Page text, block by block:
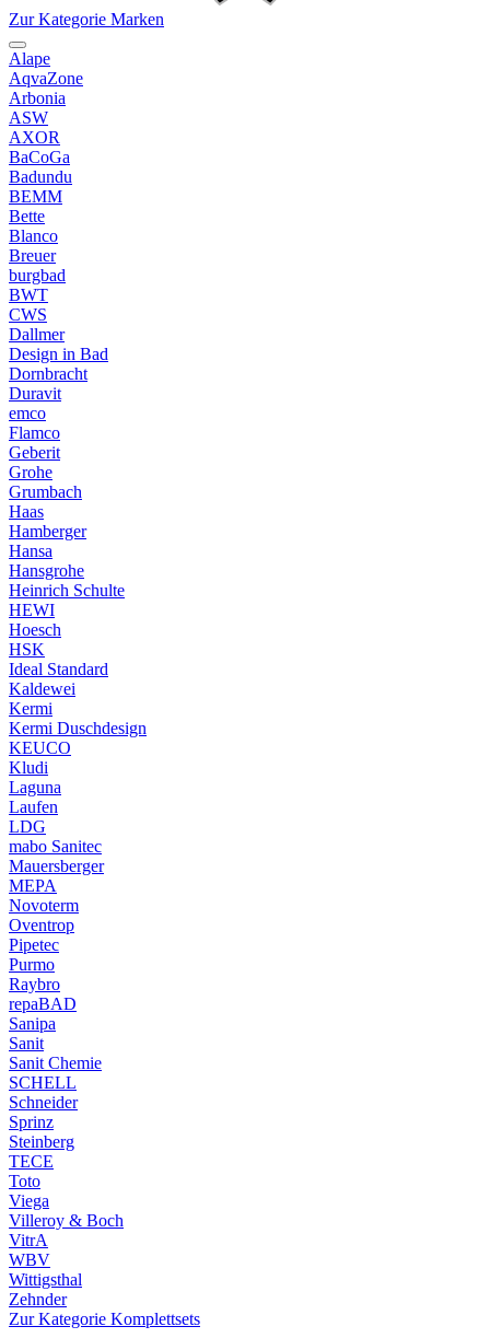
Zur Kategorie Marken
Alape
AqvaZone
Arbonia
ASW
AXOR
BaCoGa
Badundu
BEMM
Bette
Blanco
Breuer
burgbad
BWT
CWS
Dallmer
Design in Bad
Dornbracht
Duravit
emco
Flamco
Geberit
Grohe
Grumbach
Haas
Hamberger
Hansa
Hansgrohe
Heinrich Schulte
HEWI
Hoesch
HSK
Ideal Standard
Kaldewei
Kermi
Kermi Duschdesign
KEUCO
Kludi
Laguna
Laufen
LDG
mabo Sanitec
Mauersberger
MEPA
Novoterm
Oventrop
Pipetec
Purmo
Raybro
repaBAD
Sanipa
Sanit
Sanit Chemie
SCHELL
Schneider
Sprinz
Steinberg
TECE
Toto
Viega
Villeroy & Boch
VitrA
WBV
Wittigsthal
Zehnder
Zur Kategorie Komplettsets